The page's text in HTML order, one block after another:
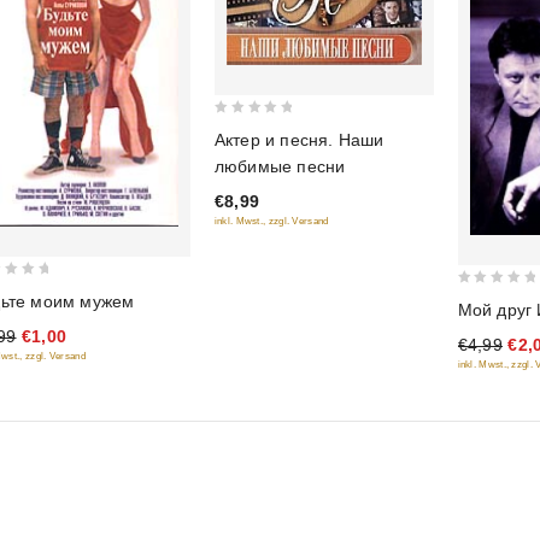
моим мужем
€1,00
zzgl. Versand
of
5
Актер и песня. Наши
любимые песни
€8,99
inkl. Mwst., zzgl. Versand
of
5
Мой друг
€4,99
inkl. Mwst., zzgl.